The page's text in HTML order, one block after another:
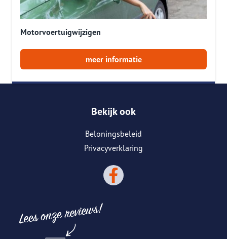
Motorvoertuigwijzigen
meer informatie
Bekijk ook
Beloningsbeleid
Privacyverklaring